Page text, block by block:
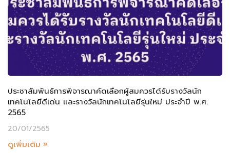
ประชาสัมพันธ์การพิจารณาคัดเลือกผู้สมควรได้รับรางวัลนัก
เทคโนโลยีดีเด่น และรางวัลนักเทคโนโลยีรุ่นใหม่ ประจำปี พ.ศ.
2565
20/01/2565
ดูเพิ่มเติม »